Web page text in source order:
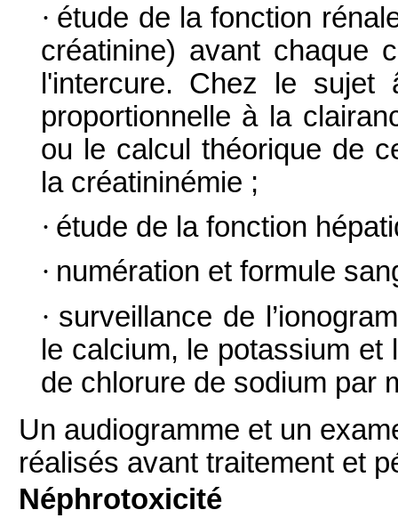
· étude de la fonction
créatinine) avant chaque
l'intercure. Chez le
proportionnelle à la
ou le calcul théorique de
la créatininémie ;
· étude de la fonction
· numération et formule
· surveillance de
le calcium, le potassium
de chlorure de sodium par
Un audiogramme et un
réalisés avant traitement et
Néphrotoxicité